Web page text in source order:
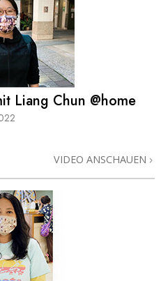
Liang Chun @home
VIDEO ANSCHAUEN